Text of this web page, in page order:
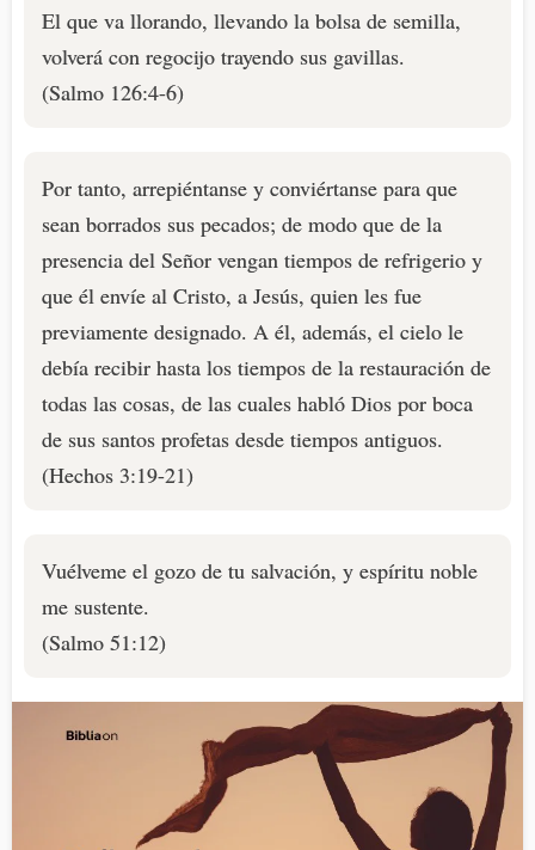
El que va llorando, llevando la bolsa de semilla,
volverá con regocijo trayendo sus gavillas.
(Salmo 126:4-6)
Por tanto, arrepiéntanse y conviértanse para que
sean borrados sus pecados; de modo que de la
presencia del Señor vengan tiempos de refrigerio y
que él envíe al Cristo, a Jesús, quien les fue
previamente designado. A él, además, el cielo le
debía recibir hasta los tiempos de la restauración de
todas las cosas, de las cuales habló Dios por boca
de sus santos profetas desde tiempos antiguos.
(Hechos 3:19-21)
Vuélveme el gozo de tu salvación, y espíritu noble
me sustente.
(Salmo 51:12)